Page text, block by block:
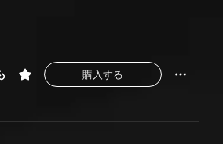
購入する